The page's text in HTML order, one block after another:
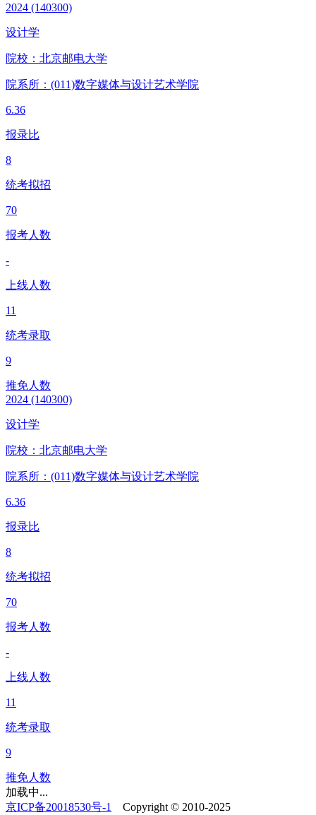
2024 (140300)
设计学
院校： 北京邮电大学
院系所：(011)数字媒体与设计艺术学院
6.36
报录比
8
统考拟招
70
报考人数
-
上线人数
11
统考录取
9
推免人数
2024 (140300)
设计学
院校： 北京邮电大学
院系所：(011)数字媒体与设计艺术学院
6.36
报录比
8
统考拟招
70
报考人数
-
上线人数
11
统考录取
9
推免人数
加载中...
京ICP备20018530号-1
Copyright © 2010-2025